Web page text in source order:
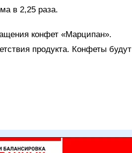
в 2,25 раза.
конфет «Марципан».
продукта. Конфеты будут